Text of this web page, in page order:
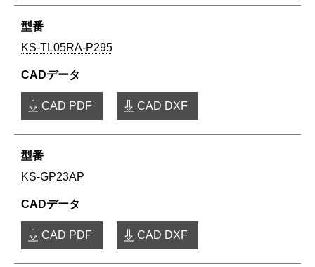
KS-TL05RA-P295
CAD PDF CAD DXF
KS-GP23AP
CAD PDF CAD DXF